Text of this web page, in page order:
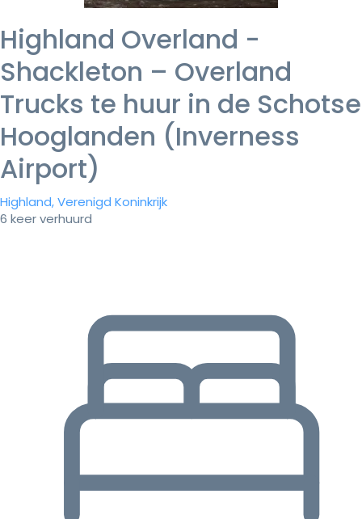
Highland Overland -
Shackleton – Overland
Trucks te huur in de Schotse
Hooglanden (Inverness
Airport)
Highland, Verenigd Koninkrijk
6 keer verhuurd